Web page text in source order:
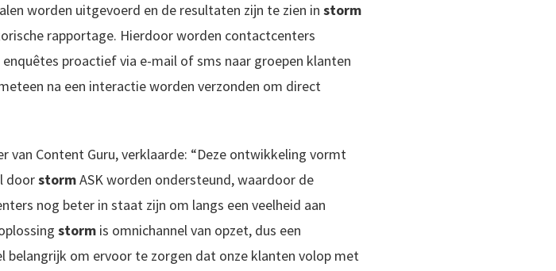
worden uitgevoerd en de resultaten zijn te zien in storm
rapportage. Hierdoor worden contactcenters
proactief via e-mail of sms naar groepen klanten
na een interactie worden verzonden om direct
van Content Guru, verklaarde: “Deze ontwikkeling vormt
doorstormASK worden ondersteund, waardoor de
nog beter in staat zijn om langs een veelheid aan
storm is omnichannel van opzet, dus een
om ervoor te zorgen dat onze klanten volop met